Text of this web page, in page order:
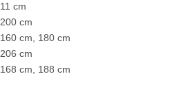
11 cm
200 cm
160 cm, 180 cm
206 cm
168 cm, 188 cm